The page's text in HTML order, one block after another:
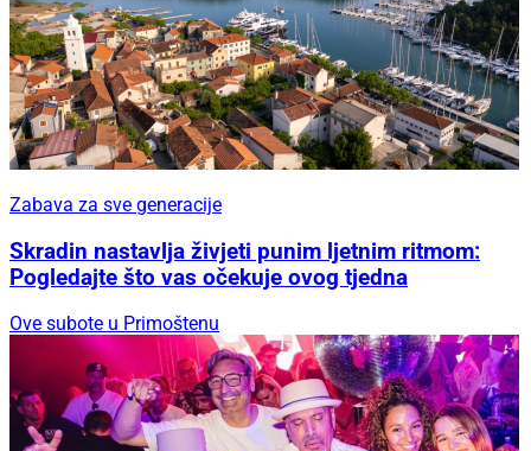
Zabava za sve generacije
Skradin nastavlja živjeti punim ljetnim ritmom:
Pogledajte što vas očekuje ovog tjedna
Ove subote u Primoštenu